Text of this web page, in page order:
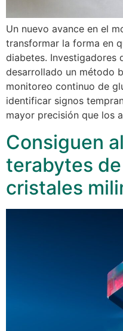
Un nuevo avance en el
transformar la forma en
diabetes. Investigadores
desarrollado un método
monitoreo continuo de
identificar signos
mayor precisión que los
Consiguen
terabytes
cristales